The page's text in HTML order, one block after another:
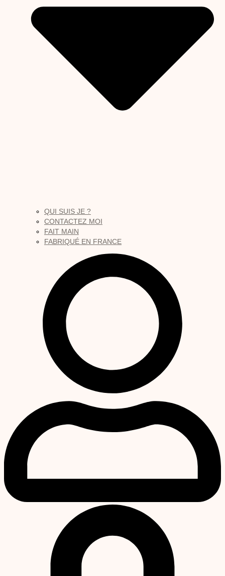
QUI SUIS JE ?
CONTACTEZ MOI
FAIT MAIN
FABRIQUÉ EN FRANCE